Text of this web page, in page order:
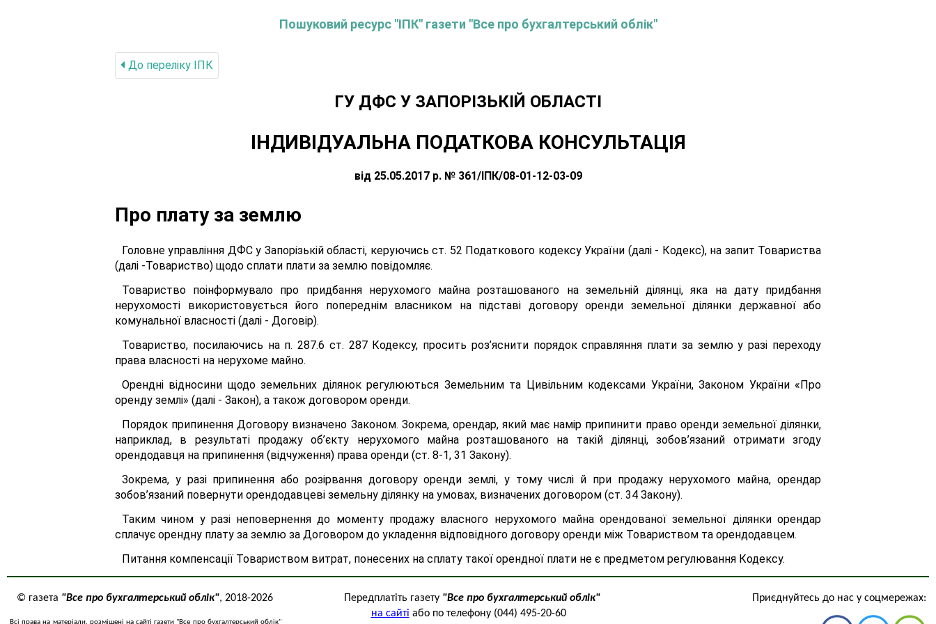
Пошуковий ресурс "ІПК" газети "Все про бухгалтерський облік"
До переліку IПК
ГУ ДФС У ЗАПОРIЗЬКIЙ ОБЛАСТI
ІНДИВІДУАЛЬНА ПОДАТКОВА КОНСУЛЬТАЦІЯ
від 25.05.2017 р. № 361/ІПК/08-01-12-03-09
Про плату за землю
Головне управління ДФС у Запорізькій області, керуючись ст. 52 Податкового кодексу України (далі - Кодекс), на запит Товариства
(далі -Товариство) щодо сплати плати за землю повідомляє.
Товариство поінформувало про придбання нерухомого майна розташованого на земельній ділянці, яка на дату придбання
нерухомості використовується його попереднім власником на підставі договору оренди земельної ділянки державної або
комунальної власності (далі - Договір).
Товариство, посилаючись на п. 287.6 ст. 287 Кодексу, просить роз’яснити порядок справляння плати за землю у разі переходу
права власності на нерухоме майно.
Орендні відносини щодо земельних ділянок регулюються Земельним та Цивільним кодексами України, Законом України «Про
оренду землі» (далі - Закон), а також договором оренди.
Порядок припинення Договору визначено Законом. Зокрема, орендар, який має намір припинити право оренди земельної ділянки,
наприклад, в результаті продажу об’єкту нерухомого майна розташованого на такій ділянці, зобов’язаний отримати згоду
орендодавця на припинення (відчуження) права оренди (ст. 8-1, 31 Закону).
Зокрема, у разі припинення або розірвання договору оренди землі, у тому числі й при продажу нерухомого майна, орендар
зобов’язаний повернути орендодавцеві земельну ділянку на умовах, визначених договором (ст. 34 Закону).
Таким чином у разі неповернення до моменту продажу власного нерухомого майна орендованої земельної ділянки орендар
сплачує орендну плату за землю за Договором до укладення відповідного договору оренди між Товариством та орендодавцем.
Питання компенсації Товариством витрат, понесених на сплату такої орендної плати не є предметом регулювання Кодексу.
© газета "Все про бухгалтерський облік", 2018-2026
Всі права на матеріали, розміщені на сайті газети "Все про бухгалтерський облік"
Передплатіть газету "Все про бухгалтерський облік"
на сайті або по телефону (044) 495-20-60
Приєднуйтесь до нас у соцмережах: